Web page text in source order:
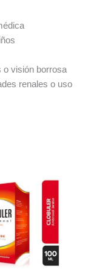
o visión borrosa
renales o uso